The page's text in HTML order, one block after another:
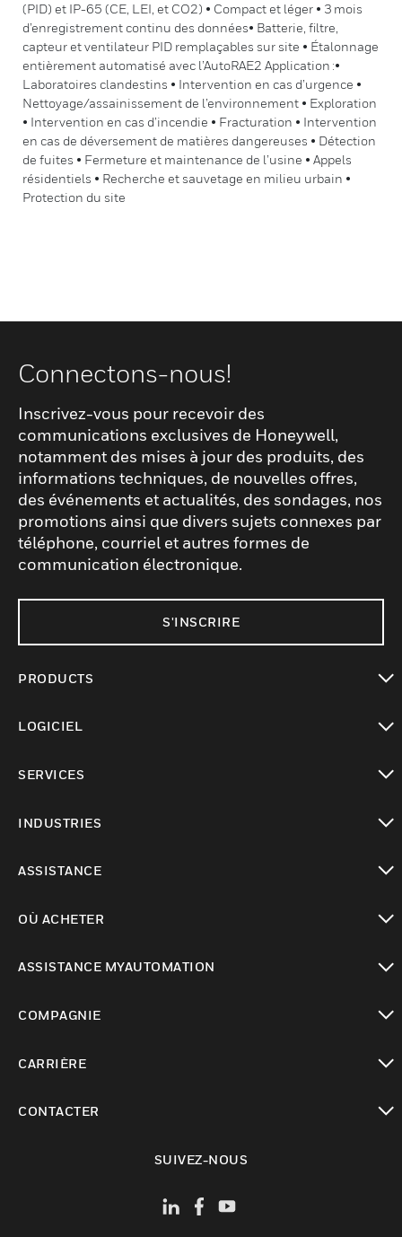
(PID) et IP-65 (CE, LEI, et CO2) • Compact et léger • 3 mois
d’enregistrement continu des données• Batterie, filtre,
capteur et ventilateur PID remplaçables sur site • Étalonnage
entièrement automatisé avec l’AutoRAE2 Application :•
Laboratoires clandestins • Intervention en cas d’urgence •
Nettoyage/assainissement de l’environnement • Exploration
• Intervention en cas d’incendie • Fracturation • Intervention
en cas de déversement de matières dangereuses • Détection
de fuites • Fermeture et maintenance de l’usine • Appels
résidentiels • Recherche et sauvetage en milieu urbain •
Protection du site
Connectons-nous!
Inscrivez-vous pour recevoir des
communications exclusives de Honeywell,
notamment des mises à jour des produits, des
informations techniques, de nouvelles offres,
des événements et actualités, des sondages, nos
promotions ainsi que divers sujets connexes par
téléphone, courriel et autres formes de
communication électronique.
S'INSCRIRE
PRODUCTS
LOGICIEL
SERVICES
INDUSTRIES
ASSISTANCE
OÙ ACHETER
ASSISTANCE MYAUTOMATION
COMPAGNIE
CARRIÈRE
CONTACTER
SUIVEZ-NOUS